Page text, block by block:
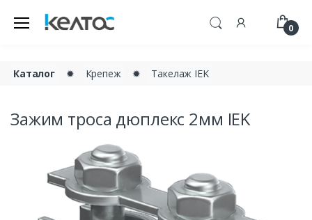
0
Каталог ✹ Крепеж ✹ Такелаж IEK
Зажим троса дюплекс 2мм IEK